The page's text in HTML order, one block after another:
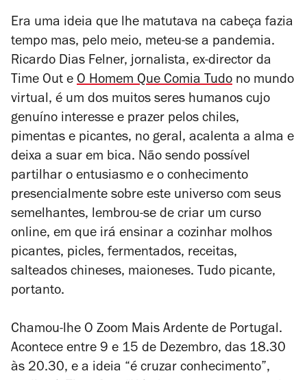
Era uma ideia que lhe matutava na cabeça fazia
tempo mas, pelo meio, meteu-se a pandemia.
Ricardo Dias Felner, jornalista, ex-director da
Time Out e O Homem Que Comia Tudo no mundo
virtual, é um dos muitos seres humanos cujo
genuíno interesse e prazer pelos chiles,
pimentas e picantes, no geral, acalenta a alma e
deixa a suar em bica. Não sendo possível
partilhar o entusiasmo e o conhecimento
presencialmente sobre este universo com seus
semelhantes, lembrou-se de criar um curso
online, em que irá ensinar a cozinhar molhos
picantes, picles, fermentados, receitas,
salteados chineses, maioneses. Tudo picante,
portanto.
Chamou-lhe O Zoom Mais Ardente de Portugal.
Acontece entre 9 e 15 de Dezembro, das 18.30
às 20.30, e a ideia “é cruzar conhecimento”,